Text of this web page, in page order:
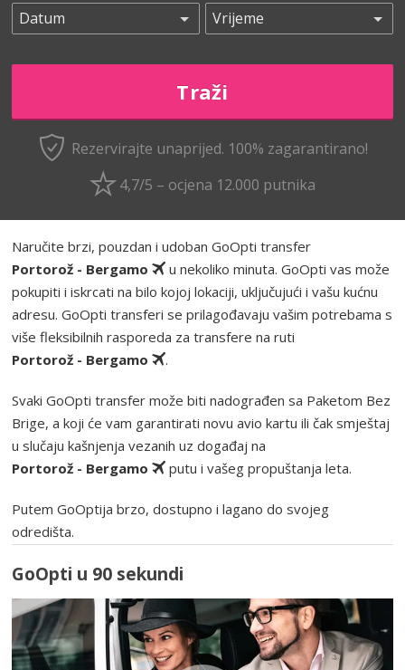
Rezervirajte unaprijed. 100% zagarantirano!
4,7/5 – ocjena 12.000 putnika
Naručite brzi, pouzdan i udoban GoOpti transfer
Portorož - Bergamo
u nekoliko minuta. GoOpti vas može
pokupiti i iskrcati na bilo kojoj lokaciji, uključujući i vašu kućnu
adresu. GoOpti transferi se prilagođavaju vašim potrebama s
više fleksibilnih rasporeda za transfere na ruti
Portorož - Bergamo
.
Svaki GoOpti transfer može biti nadograđen sa Paketom Bez
Brige, a koji će vam garantirati novu avio kartu ili čak smještaj
u slučaju kašnjenja vezanih uz događaj na
Portorož - Bergamo
putu i vašeg propuštanja leta.
Putem GoOptija brzo, dostupno i lagano do svojeg
odredišta.
GoOpti u 90 sekundi